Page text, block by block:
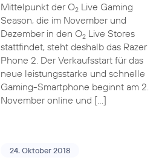
Mittelpunkt der O2Live Gaming
Season, die im November und
Dezember in den O2Live Stores
stattfindet, steht deshalb das Razer
Phone 2. Der Verkaufsstart für das
neue leistungsstarke und schnelle
Gaming-Smartphone beginnt am 2.
November online und […]
24. Oktober 2018